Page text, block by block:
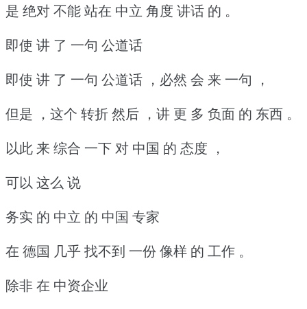
是 绝对 不能 站在 中立 角度 讲话 的 。
即使 讲 了 一句 公道话
即使 讲 了 一句 公道话 ，必然 会 来 一句 ，
但是 ，这个 转折 然后 ，讲 更 多 负面 的 东西 。
以此 来 综合 一下 对 中国 的 态度 ，
可以 这么 说
务实 的 中立 的 中国 专家
在 德国 几乎 找不到 一份 像样 的 工作 。
除非 在 中资企业